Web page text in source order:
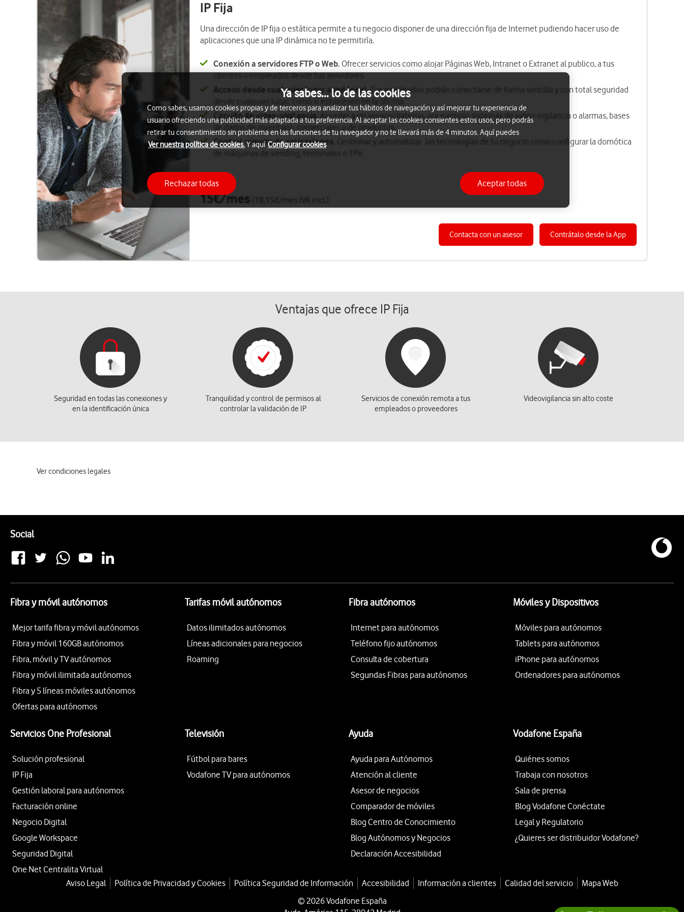
IP Fija
Una dirección de IP fija o estática permite a tu negocio disponer de una dirección fija de Internet pudiendo hacer uso de
aplicaciones que una IP dinámica no te permitiría.
Conexión a servidores FTP o Web. Ofrecer servicios como alojar Páginas Web, Intranet o Extranet al publico, a tus
clientes o empleados desde tus servidores.
Acceso desde cualquier lugar a red local.Tus empleados podrán conectarse de forma sencilla y con total seguridad
Circuito de video-vigilancia.
Acceder a un servicio externo, por ejemplo sistemas de video-vigilancia o alarmas, bases
de dados de inventario, comerciales o de productos.
Control remoto de aplicaciones.
Gestionar y automatizar las tecnologías de tu negocio como configurar la domótica
Por solo
15€/mes (18,15€/mes IVA incl.)
Contacta con un asesor Contrátalo desde la App
Ventajas que ofrece IP Fija
Seguridad en todas las conexiones y
en la identificación única
Tranquilidad y control de permisos al
controlar la validación de IP
Servicios de conexión remota a tus
empleados o proveedores
Videovigilancia sin alto coste
Ver condiciones legales
SocialEnlaces a las redes sociales de Vodafone
Fibra y móvil autónomos
Mejor tarifa fibra y móvil autónomos
Fibra y móvil 160GB autónomos
Fibra, móvil y TV autónomos
Fibra y móvil ilimitada autónomos
Fibra y 5 líneas móviles autónomos
Ofertas para autónomos
Tarifas móvil autónomos
Datos ilimitados autónomos
Líneas adicionales para negocios
Roaming
Fibra autónomos
Internet para autónomos
Teléfono fijo autónomos
Consulta de cobertura
Segundas Fibras para autónomos
Móviles y Dispositivos
Móviles para autónomos
Tablets para autónomos
iPhone para autónomos
Ordenadores para autónomos
Servicios One Profesional
Solución profesional
IP Fija
Gestión laboral para autónomos
Facturación online
Negocio Digital
Google Workspace
Seguridad Digital
One Net Centralita Virtual
Televisión
Fútbol para bares
Vodafone TV para autónomos
Ayuda
Ayuda para Autónomos
Atención al cliente
Asesor de negocios
Comparador de móviles
Blog Centro de Conocimiento
Blog Autónomos y Negocios
Declaración Accesibilidad
Vodafone España
Quiénes somos
Trabaja con nosotros
Sala de prensa
Blog Vodafone Conéctate
Legal y Regulatorio
¿Quieres ser distribuidor Vodafone?
Aviso Legal Política de Privacidad y Cookies Política Seguridad de Información Accesibilidad Información a clientes Calidad del servicio
Mapa Web
© 2026 Vodafone España
Ya sabes... lo de las cookies
Como sabes, usamos cookies propias y de terceros para analizar tus hábitos de navegación y así mejorar tu experiencia de
usuario ofreciendo una publicidad más adaptada a tus preferencia. Al aceptar las cookies consientes estos usos, pero podrás
retirar tu consentimiento sin problema en las funciones de tu navegador y no te llevará más de 4 minutos. Aquí puedes
Ver nuestra política de cookies.Y aquíConfigurar cookies
Rechazar todas Aceptar todas